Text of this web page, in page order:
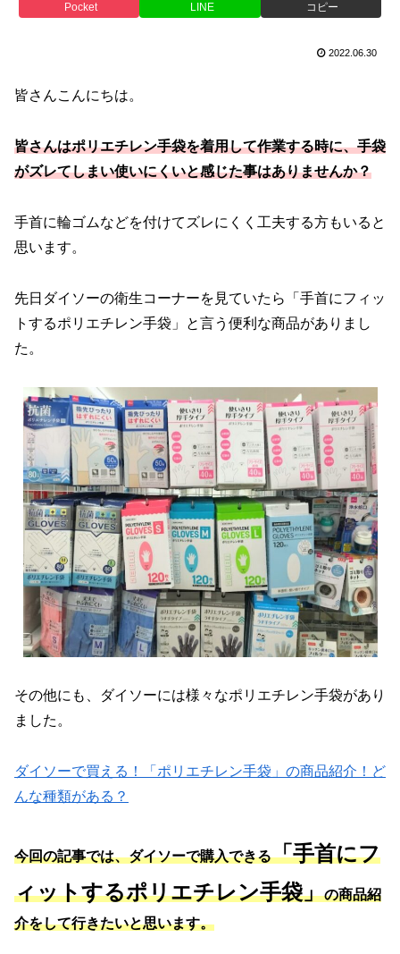
Pocket LINE コピー
2022.06.30
皆さんこんにちは。
皆さんはポリエチレン手袋を着用して作業する時に、手袋
がズレてしまい使いにくいと感じた事はありませんか？
手首に輪ゴムなどを付けてズレにくく工夫する方もいると
思います。
先日ダイソーの衛生コーナーを見ていたら「手首にフィッ
トするポリエチレン手袋」と言う便利な商品がありまし
た。
その他にも、ダイソーには様々なポリエチレン手袋があり
ました。
ダイソーで買える！「ポリエチレン手袋」の商品紹介！ど
んな種類がある？
今回の記事では、ダイソーで購入できる「手首にフ
ィットするポリエチレン手袋」の商品紹
介をして行きたいと思います。